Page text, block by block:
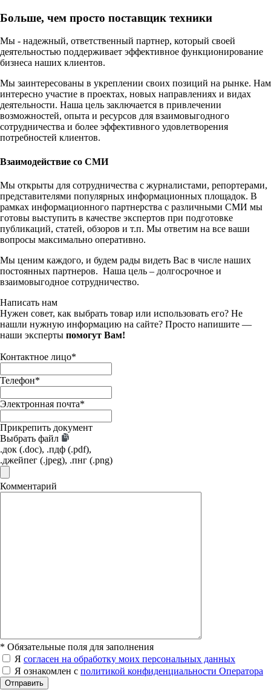
Больше, чем просто поставщик техники
Мы - надежный, ответственный партнер, который своей
деятельностью поддерживает эффективное функционирование
бизнеса наших клиентов.
Мы заинтересованы в укреплении своих позиций на рынке. Нам
интересно участие в проектах, новых направлениях и видах
деятельности. Наша цель заключается в привлечении
возможностей, опыта и ресурсов для взаимовыгодного
сотрудничества и более эффективного удовлетворения
потребностей клиентов.
Взаимодействие со СМИ
Мы открыты для сотрудничества с журналистами, репортерами,
представителями популярных информационных площадок. В
рамках информационного партнерства с различными СМИ мы
готовы выступить в качестве экспертов при подготовке
публикаций, статей, обзоров и т.п. Мы ответим на все ваши
вопросы максимально оперативно.
Мы ценим каждого, и будем рады видеть Вас в числе наших
постоянных партнеров. Наша цель – долгосрочное и
взаимовыгодное сотрудничество.
Написать нам
Нужен совет, как выбрать товар или использовать его? Не
нашли нужную информацию на сайте? Просто напишите —
наши эксперты помогут Вам!
Контактное лицо*
Телефон*
Электронная почта*
Прикрепить документ
Выбрать файл
.док (.doc), .пдф (.pdf),
.джейпег (.jpeg), .пнг (.png)
Комментарий
* Обязательные поля для заполнения
Я согласен на обработку моих персональных данных
Я ознакомлен с политикой конфиденциальности Оператора
Отправить